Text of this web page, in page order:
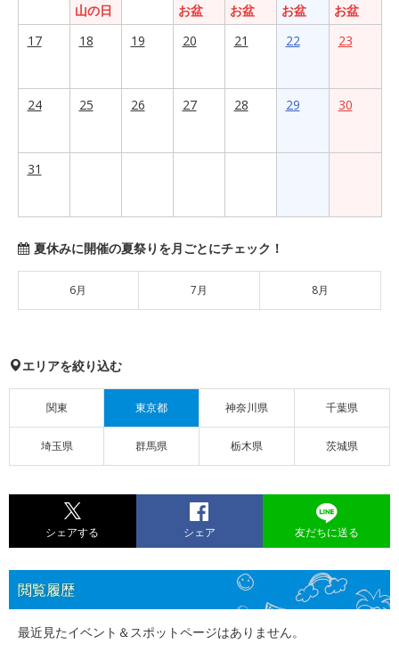
山の日
お盆
お盆
お盆
お盆
17
18 19 20 21 22 23
24 25 26 27 28 29 30
31
夏休みに開催の夏祭りを月ごとにチェック！
6月 7月 8月
エリアを絞り込む
関東 東京都 神奈川県 千葉県
埼玉県 群馬県 栃木県 茨城県
シェアする シェア 友だちに送る
閲覧履歴
最近見たイベント＆スポットページはありません。